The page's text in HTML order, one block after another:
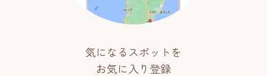
気になるスポットを
お気に入り登録